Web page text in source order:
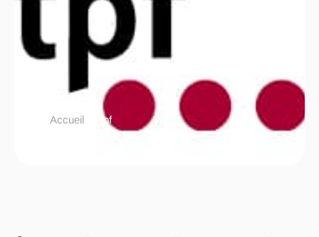
Accueil tpf